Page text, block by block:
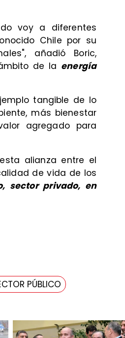
voy a diferentes
Chile por su
añadió Boric,
de la energía
tangible de lo
más bienestar
agregado para
alianza entre el
de vida de los
sector privado, en
PÚBLICO